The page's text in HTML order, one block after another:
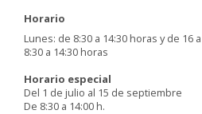
Horario
Lunes: de 8:30 a 14:30 horas y de 16
8:30 a 14:30 horas
Horario especial
Del 1 de julio al 15 de septiembre
De 8:30 a 14:00 h.